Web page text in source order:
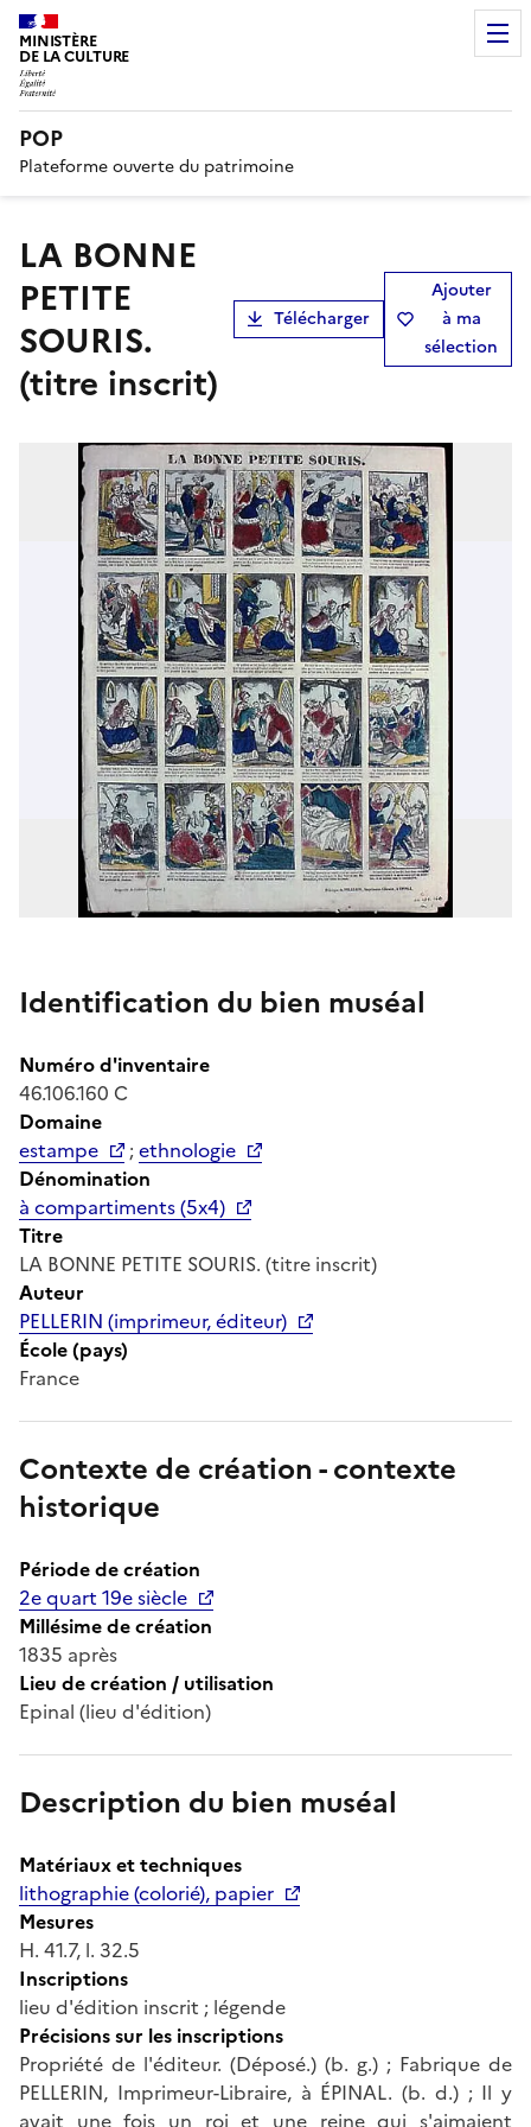
MINISTÈRE
DE LA CULTURE
POP
Plateforme ouverte du patrimoine
LA BONNE
PETITE
SOURIS.
(titre inscrit)
Télécharger
Ajouter
à ma
sélection
Identification du bien muséal
Numéro d'inventaire
46.106.160 C
Domaine
estampe
;ethnologie
Dénomination
à compartiments (5x4)
Titre
LA BONNE PETITE SOURIS. (titre inscrit)
Auteur
PELLERIN (imprimeur, éditeur)
École (pays)
France
Contexte de création - contexte
historique
Période de création
2e quart 19e siècle
Millésime de création
1835 après
Lieu de création / utilisation
Epinal (lieu d'édition)
Description du bien muséal
Matériaux et techniques
lithographie (colorié), papier
Mesures
H. 41.7, l. 32.5
Inscriptions
lieu d'édition inscrit ; légende
Précisions sur les inscriptions
Propriété de l'éditeur. (Déposé.) (b. g.) ; Fabrique de
PELLERIN, Imprimeur-Libraire, à ÉPINAL. (b. d.) ; Il y
avait une fois un roi et une reine qui s'aimaient